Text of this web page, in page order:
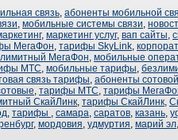
связь, абоненты мобильной
, мобильные системы связи,
, маркетинг услуг, вап сайты,
МегаФон, тарифы SkyLink,
МегаФон, мобильные
МТС, мобильные тарифы,
связь тарифы, абоненты
, тарифы МТС, тарифы
СкайЛинк, тарифы СкайЛинк,
, тарифы , самара, саратов, казань,
, мордовия, удмуртия, марий эл,